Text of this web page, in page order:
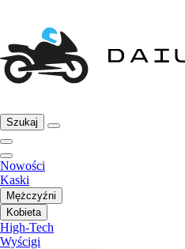
Szukaj
Nowości
Kaski
Mężczyźni
Kobieta
High-Tech
Wyścigi